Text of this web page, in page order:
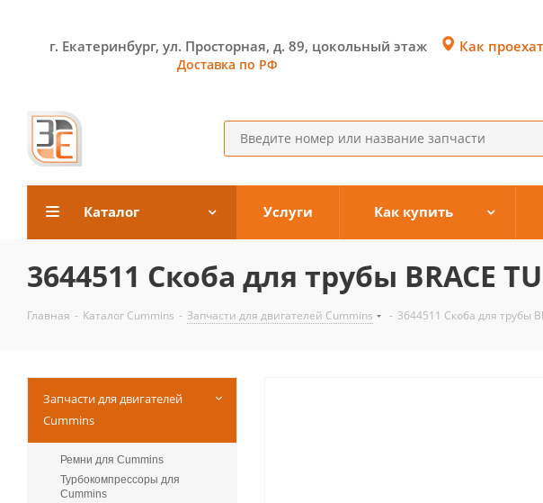
г. Екатеринбург, ул. Просторная, д. 89, цокольный этаж
Доставка по РФ
Как
Каталог Услуги Как купить
3644511 Скоба для трубы BRACE
Главная - Каталог Cummins - Запчасти для двигателей Cummins - 3644511 Скоба для трубы
Запчасти для двигателей
Cummins
Ремни для Cummins
Турбокомпрессоры для
Сummins